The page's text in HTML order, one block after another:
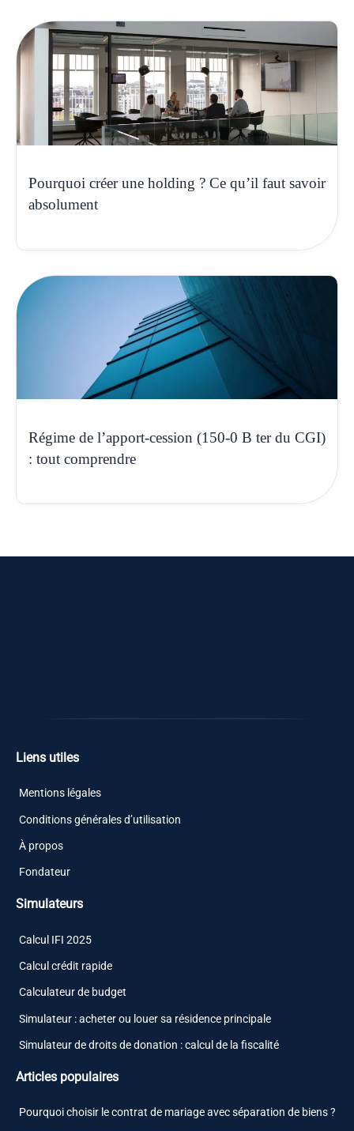
Pourquoi créer une holding ? Ce qu’il faut savoir
absolument
Régime de l’apport-cession (150-0 B ter du CGI)
: tout comprendre
Liens utiles
Mentions légales
Conditions générales d’utilisation
À propos
Fondateur
Simulateurs
Calcul IFI 2025
Calcul crédit rapide
Calculateur de budget
Simulateur : acheter ou louer sa résidence principale
Simulateur de droits de donation : calcul de la fiscalité
Articles populaires
Pourquoi choisir le contrat de mariage avec séparation de biens ?